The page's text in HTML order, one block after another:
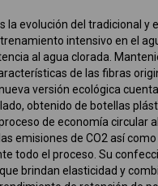
la evolución del tradicional y
intensivo en el
al agua clorada.
de las fibras
versión ecológica
obtenido de botellas
de economía circular
emisiones de CO2 así
todo el proceso. Su
brindan elasticidad y